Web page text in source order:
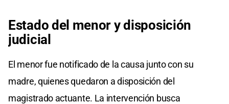
Estado del menor ydisposición
judicial
El menor fue notificado de la causa junto con su
madre, quienes quedaron a disposición del
magistrado actuante. La intervención busca